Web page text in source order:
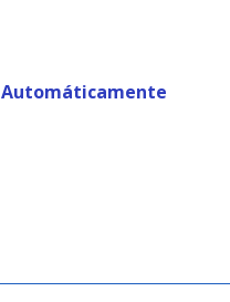
Automáticamente